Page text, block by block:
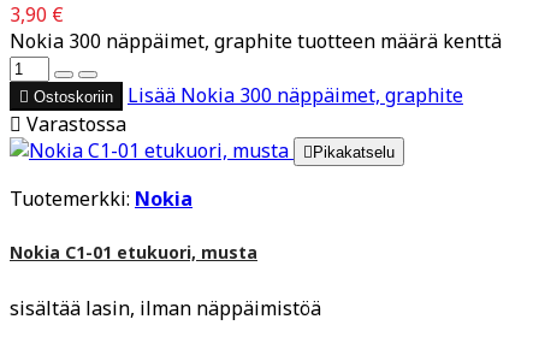
3,90 €
Nokia 300 näppäimet, graphite tuotteen määrä kenttä
 Ostoskoriin Lisää Nokia 300 näppäimet, graphite
 Varastossa
 Pikakatselu
Tuotemerkki: Nokia
Nokia C1-01 etukuori, musta
sisältää lasin, ilman näppäimistöä